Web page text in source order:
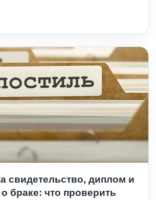
свидетельство, диплом и
браке: что проверить